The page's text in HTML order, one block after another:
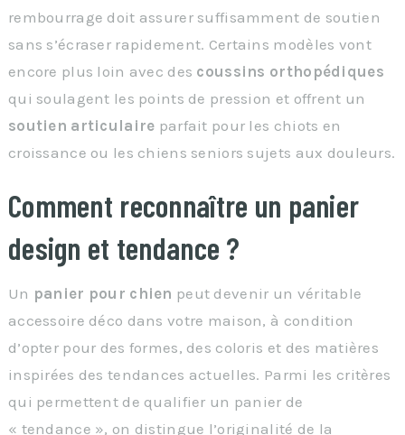
rembourrage doit assurer suffisamment de soutien
sans s’écraser rapidement. Certains modèles vont
encore plus loin avec des coussins orthopédiques
qui soulagent les points de pression et offrent un
soutien articulaire parfait pour les chiots en
croissance ou les chiens seniors sujets aux douleurs.
Comment reconnaître un panier
design et tendance ?
Un panier pour chien peut devenir un véritable
accessoire déco dans votre maison, à condition
d’opter pour des formes, des coloris et des matières
inspirées des tendances actuelles. Parmi les critères
qui permettent de qualifier un panier de
« tendance », on distingue l’originalité de la